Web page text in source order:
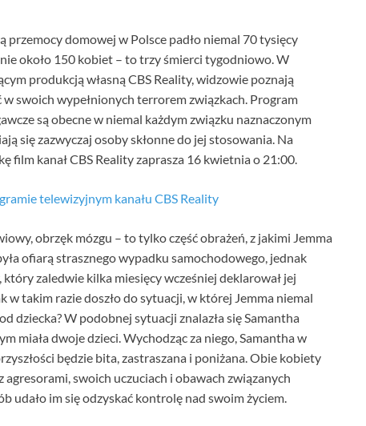
przemocy domowej w Polsce padło niemal 70 tysięcy
około 150 kobiet – to trzy śmierci tygodniowo. W
produkcją własną CBS Reality, widzowie poznają
swoich wypełnionych terrorem związkach. Program
są obecne w niemal każdym związku naznaczonym
się zazwyczaj osoby skłonne do jej stosowania. Na
film kanał CBS Reality zaprasza 16 kwietnia o 21:00.
telewizyjnym kanału CBS Reality
obrzęk mózgu – to tylko część obrażeń, z jakimi Jemma
ofiarą strasznego wypadku samochodowego, jednak
zaledwie kilka miesięcy wcześniej deklarował jej
w takim razie doszło do sytuacji, w której Jemma niemal
dziecka? W podobnej sytuacji znalazła się Samantha
miała dwoje dzieci. Wychodząc za niego, Samantha w
będzie bita, zastraszana i poniżana. Obie kobiety
swoich uczuciach i obawach związanych
udało im się odzyskać kontrolę nad swoim życiem.